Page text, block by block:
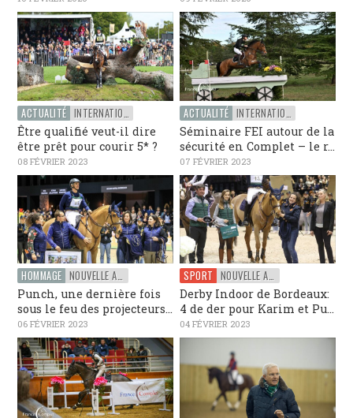
ACTUALITÉ
Être qualifié veut-il dire
être prêt pour courir 5* ?
08 FÉVRIER 2023
ACTUALITÉ
Séminaire FEI autour de la
sécurité en Complet – le r...
07 FÉVRIER 2023
HOMMAGE
NOUVELLE AQUITAINE
Punch, une dernière fois
sous le feu des projecteurs...
06 FÉVRIER 2023
SPORT
NOUVELLE AQUITAINE
Derby Indoor de Bordeaux:
4 de der pour Karim et Pu...
04 FÉVRIER 2023